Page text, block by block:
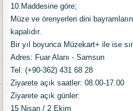
10.Maddesine göre;
Müze ve örenyerleri dini
kapalıdır.
Bir yıl boyunca Müzekart+ ile ise
Adres: Fuar Alanı - Samsun
Tel: (+90-362) 431 68 28
Ziyarete açık saatler: 08.00-17.00
Ziyarete açık günler:
15 Nisan / 2 Ekim